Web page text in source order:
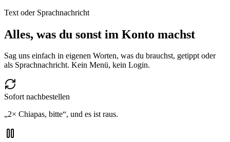
Text oder Sprachnachricht
Alles, was du sonst im Konto machst
Sag uns einfach in eigenen Worten, was du brauchst, getippt oder
als Sprachnachricht. Kein Menü, kein Login.
Sofort nachbestellen
„2× Chiapas, bitte“, und es ist raus.